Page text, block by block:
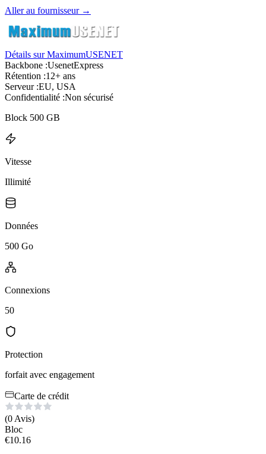
Aller au fournisseur→
Détails sur MaximumUSENET
Backbone :UsenetExpress
Rétention :12+ ans
Serveur :EU, USA
Confidentialité :Non sécurisé
Block 500 GB
Vitesse
Illimité
Données
500 Go
Connexions
50
Protection
forfait avec engagement
Carte de crédit
(0 Avis)
Bloc
€10.16